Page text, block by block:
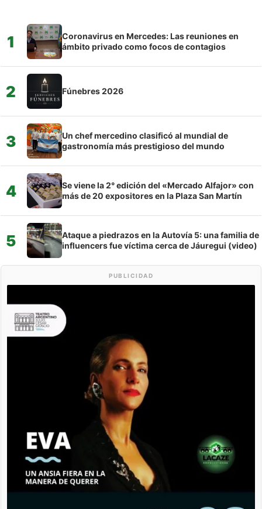
1
Coronavirus en Mercedes: Las reuniones en
ámbito privado como focos de contagios
2 Fúnebres 2026
3
Un chef mercedino clasificó al mundial de
gastronomía más prestigioso del mundo
4
Se viene la 2° edición del «Mercado Alfajor» con
más de 20 expositores en la Plaza San Martín
5
Ataque a piedrazos en la Autovía 5: una familia de
influencers fue víctima cerca de Jáuregui (video)
PUBLICIDAD